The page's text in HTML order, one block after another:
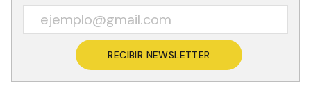
RECIBIR NEWSLETTER